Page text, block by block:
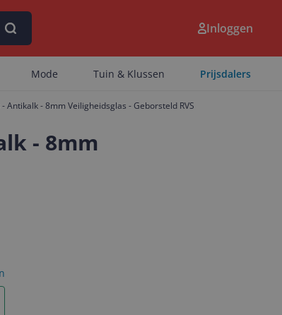
Inloggen
Mode Tuin & Klussen Prijsdalers
- 8mm Veiligheidsglas - Geborsteld RVS
- 8mm